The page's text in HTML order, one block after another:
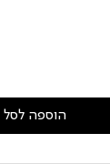
הוספה לסל